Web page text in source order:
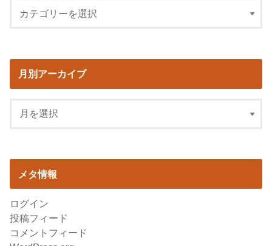
月別アーカイブ
メタ情報
ログイン
投稿フィード
コメントフィード